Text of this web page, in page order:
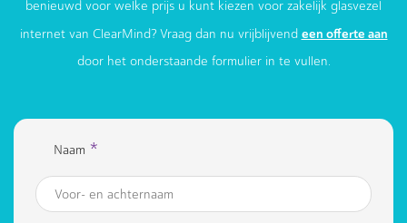
benieuwd voor welke prijs u kunt kiezen voor zakelijk glasvezel
internet van ClearMind? Vraag dan nu vrijblijvend een offerte aan
door het onderstaande formulier in te vullen.
Naam *